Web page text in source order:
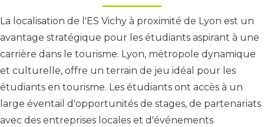
La localisation de l'ES Vichy à proximité de Lyon est un
avantage stratégique pour les étudiants aspirant à une
carrière dans le tourisme. Lyon, métropole dynamique
et culturelle, offre un terrain de jeu idéal pour les
étudiants en tourisme. Les étudiants ont accès à un
large éventail d'opportunités de stages, de partenariats
avec des entreprises locales et d'événements